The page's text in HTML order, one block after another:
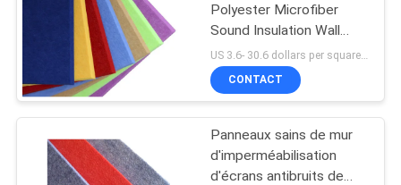
Polyester Microfiber
Sound Insulation Wall
Boards
CONTACT
Panneaux sains de mur
d'imperméabilisation
d'écrans antibruits de